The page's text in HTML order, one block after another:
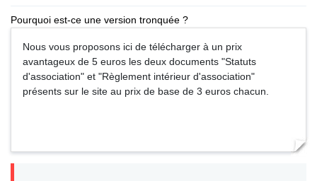
Pourquoi est-ce une version tronquée ?
Nous vous proposons ici de télécharger à un prix
avantageux de 5 euros les deux documents "Statuts
d'association" et "Règlement intérieur d'association"
présents sur le site au prix de base de 3 euros chacun.